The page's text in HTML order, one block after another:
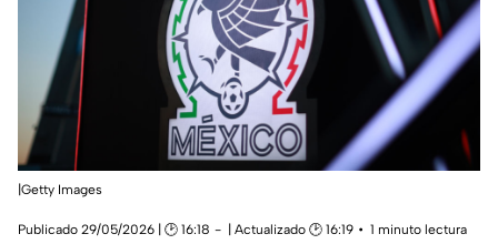
|Getty Images
Publicado 29/05/2026 | 🕑 16:18 | Actualizado 🕑 16:19 1 minuto lectura